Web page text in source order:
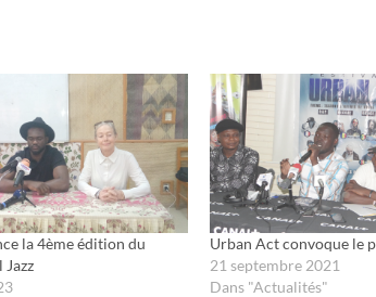
la 4ème édition du
Jazz
Urban Act convoque le
21 septembre 2021
Dans "Actualités"